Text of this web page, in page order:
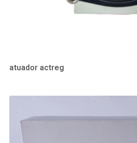
atuador actreg